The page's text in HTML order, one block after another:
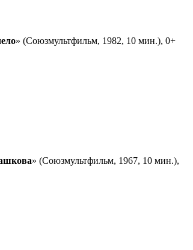
» (Союзмультфильм, 1982, 10 мин.), 0+
» (Союзмультфильм, 1967, 10 мин.),